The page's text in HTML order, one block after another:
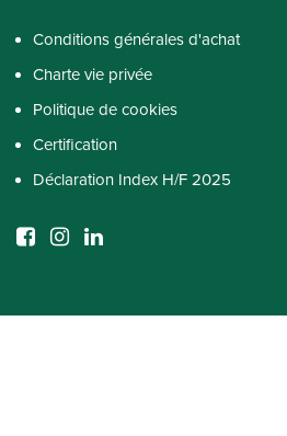
Conditions générales d'achat
Charte vie privée
Politique de cookies
Certification
Déclaration Index H/F 2025